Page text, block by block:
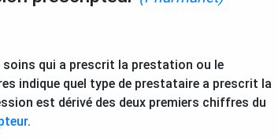
qui a prescrit la prestation ou le
indique quel type de prestataire a prescrit la
est dérivé des deux premiers chiffres du
.